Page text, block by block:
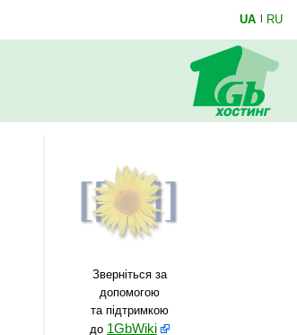
UA | RU
Зверніться за
допомогою
та підтримкою
до 1GbWiki